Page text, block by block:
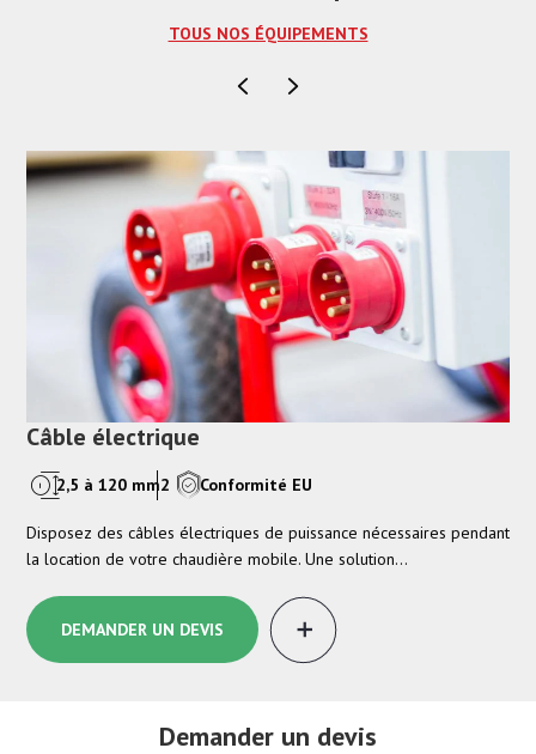
TOUS NOS ÉQUIPEMENTS
Câble électrique
2,5 à 120 mm2 Conformité EU
Disposez des câbles électriques de puissance nécessaires pendant
la location de votre chaudière mobile. Une solution…
DEMANDER UN DEVIS
Demander un devis